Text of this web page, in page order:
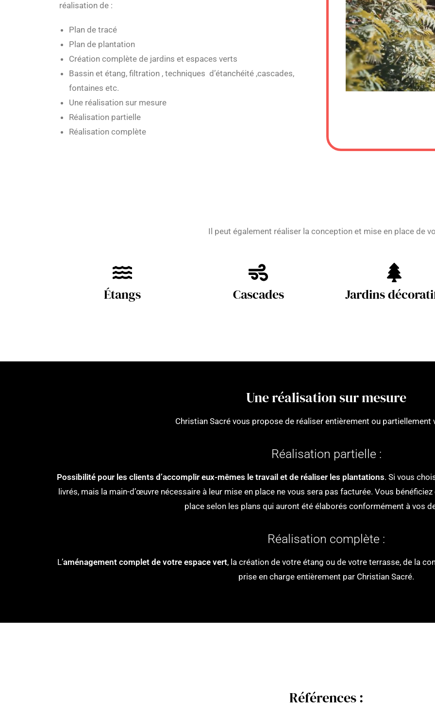
réalisation de :
Plan de tracé
Plan de plantation
Création complète de jardins et espaces verts
Bassin et étang, filtration , techniques d’étanchéité ,cascades,
fontaines etc.
Une réalisation sur mesure
Réalisation partielle
Réalisation complète
Il peut également réaliser la conception et mise en place de
Étangs Cascades Jardins
Une réalisation sur mesure
Christian Sacré vous propose de réaliser entièrement ou partiellement
Réalisation partielle :
Possibilité pour les clients d’accomplir eux-mêmes le travail et de réaliser les plantations. Si vous
livrés, mais la main-d’œuvre nécessaire à leur mise en place ne vous sera pas facturée. Vous
place selon les plans qui auront été élaborés conformément à vos
Réalisation complète :
L’aménagement complet de votre espace vert, la création de votre étang ou de votre terrasse, de la
prise en charge entièrement par Christian Sacré.
Références :